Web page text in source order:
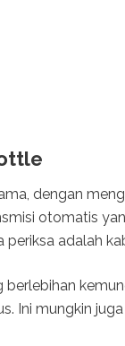
dengan
otomatis
periksa adalah
Ini mungkin